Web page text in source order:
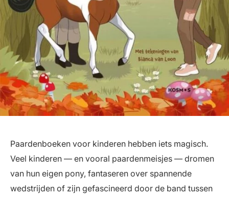
Paardenboeken voor kinderen hebben iets magisch.
Veel kinderen — en vooral paardenmeisjes — dromen
van hun eigen pony, fantaseren over spannende
wedstrijden of zijn gefascineerd door de band tussen